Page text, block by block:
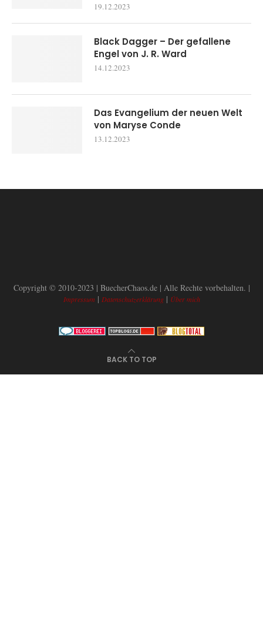
19.12.2023
Black Dagger – Der gefallene
Engel von J. R. Ward
14.12.2023
Das Evangelium der neuen Welt
von Maryse Conde
13.12.2023
Copyright © 2010-2023 | BuecherChaos.de | Alle Rechte vorbehalten. |
Impressum | Datenschutzerklärung| Über mich
BACK TO TOP